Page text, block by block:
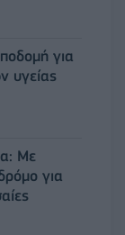
για
υγείας
Με
για